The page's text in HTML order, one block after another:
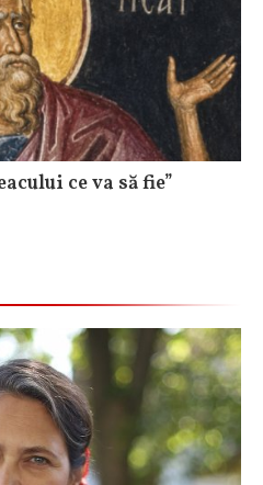
ce va să fie”